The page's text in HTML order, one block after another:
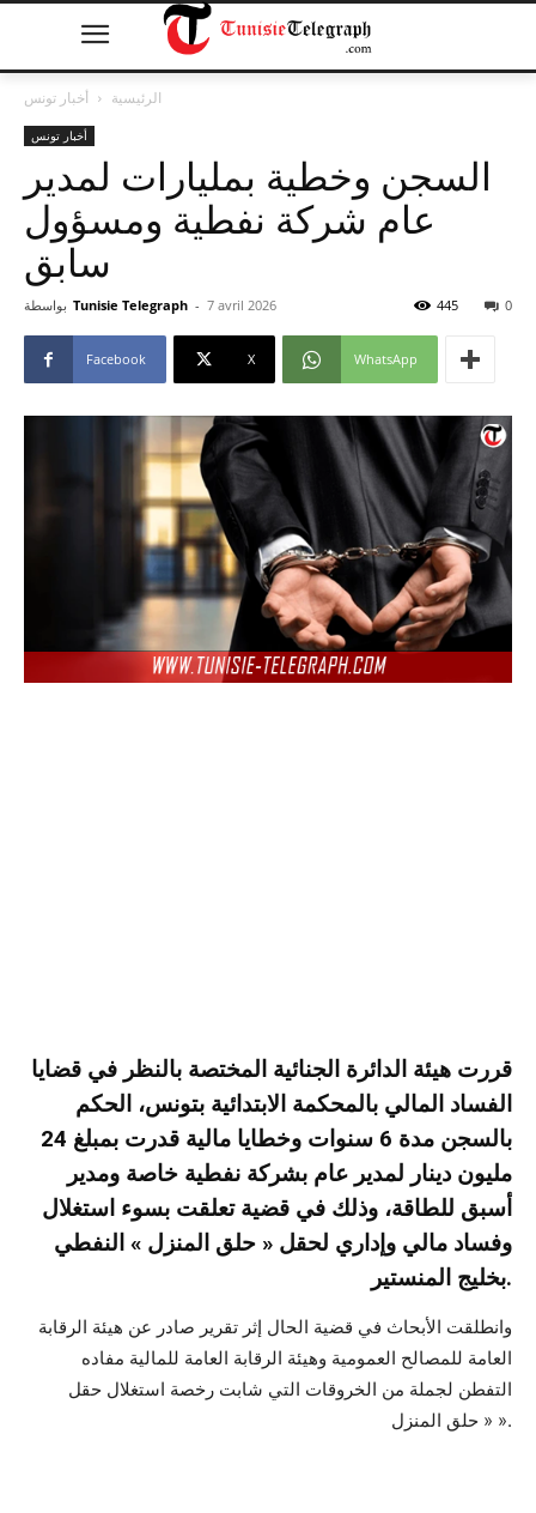
الرئيسية أخبار تونس
أخبار تونس
السجن وخطية بمليارات لمدير
عام شركة نفطية ومسؤول
سابق
بواسطة Tunisie Telegraph - 7 avril 2026 0
445
Facebook X WhatsApp
قررت هيئة الدائرة الجنائية المختصة بالنظر في قضايا
الفساد المالي بالمحكمة الابتدائية بتونس، الحكم
بالسجن مدة 6 سنوات وخطايا مالية قدرت بمبلغ 24
مليون دينار لمدير عام بشركة نفطية خاصة ومدير
أسبق للطاقة، وذلك في قضية تعلقت بسوء استغلال
وفساد مالي وإداري لحقل « حلق المنزل » النفطي
بخليج المنستير.
وانطلقت الأبحاث في قضية الحال إثر تقرير صادر عن هيئة الرقابة
العامة للمصالح العمومية وهيئة الرقابة العامة للمالية مفاده
التفطن لجملة من الخروقات التي شابت رخصة استغلال حقل
« حلق المنزل ».